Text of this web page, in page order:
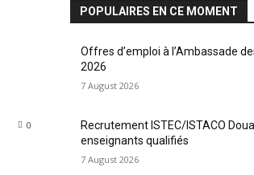
0
POPULAIRES EN CE MOMENT
Offres d’emploi à l’Ambassade
2026
7 August 2026
Recrutement ISTEC/ISTACO
enseignants qualifiés
7 August 2026